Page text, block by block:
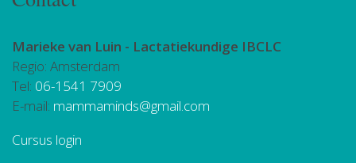
Marieke van Luin - Lactatiekundige IBCLC
Regio: Amsterdam
Tel: 06-1541 7909
E-mail: mammaminds@gmail.com
Cursus login